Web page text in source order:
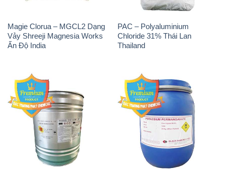
Magie Clorua – MGCL2 Dạng
Vảy Shreeji Magnesia Works
Ấn Độ India
PAC – Polyaluminium
Chloride 31% Thái Lan
Thailand